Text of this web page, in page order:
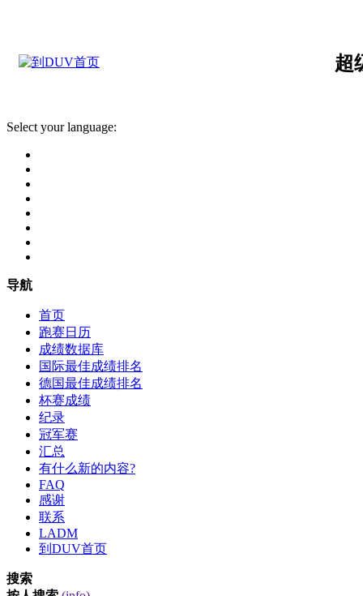
超
Select your language:
导航
首页
跑赛日历
成绩数据库
国际最佳成绩排名
德国最佳成绩排名
杯赛成绩
纪录
冠军赛
汇总
有什么新的内容?
FAQ
感谢
联系
LADM
到DUV首页
搜索